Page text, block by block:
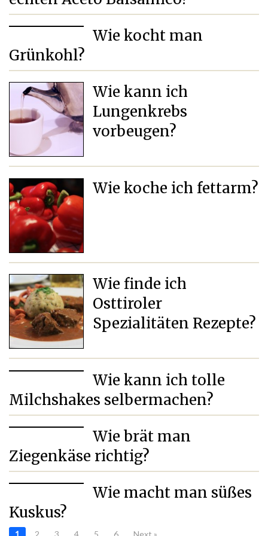
Wie kocht man
Grünkohl?
Wie kann ich
Lungenkrebs
vorbeugen?
Wie koche ich fettarm?
Wie finde ich
Osttiroler
Spezialitäten Rezepte?
Wie kann ich tolle
Milchshakes selbermachen?
Wie brät man
Ziegenkäse richtig?
Wie macht man süßes
Kuskus?
1 2 3 4 5 6 Next »